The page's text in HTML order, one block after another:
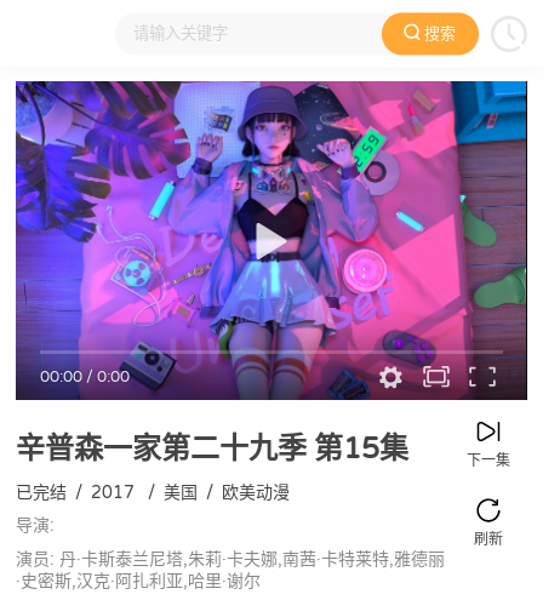
搜索
大家在看 日本动漫 国产动漫 欧美动漫 动漫电影
00:00/0:00
辛普森一家第二十九季第15集 下一集
刷新
已完结 / 2017 / 美国 / 欧美动漫
导演:
演员: 丹·卡斯泰兰尼塔,朱莉·卡夫娜,南茜·卡特莱特,雅德丽
·史密斯,汉克·阿扎利亚,哈里·谢尔